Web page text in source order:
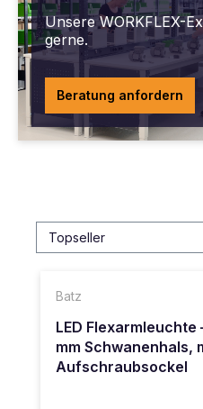
Unsere WORKFLEX-
gerne.
Beratung anfordern
Batz
LED
mm Schwanenhals,
Aufschraubsockel